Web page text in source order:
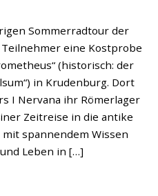
Sommerradtour der
eine Kostprobe
(historisch: der
in Krudenburg. Dort
I Nervana ihr Römerlager
Zeitreise in die antike
spannendem Wissen
Leben in […]